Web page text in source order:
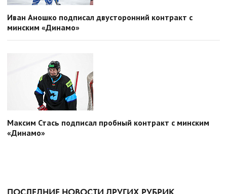
Иван Аношко подписал двусторонний контракт с
минским «Динамо»
Максим Стась подписал пробный контракт с минским
«Динамо»